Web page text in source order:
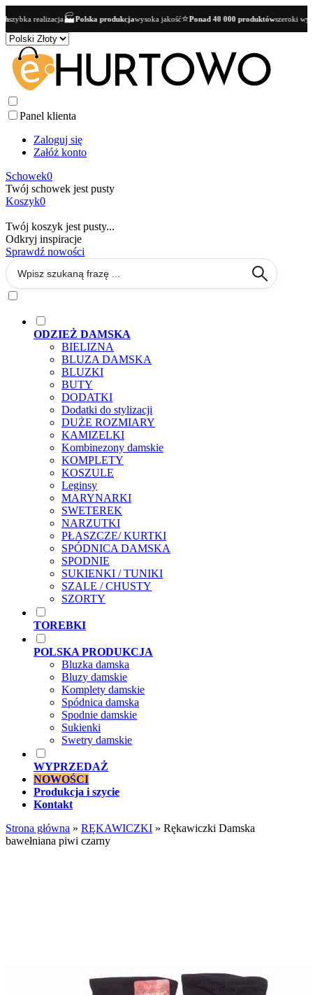
realizacja🏭Polska produkcjawysoka jakość⭐Ponad 40 000 produktówszeroki wybór dla
Panel klienta
Zaloguj się
Załóż konto
Schowek0
Twój schowek jest pusty
Koszyk0
Twój koszyk jest pusty...
Odkryj inspiracje
Sprawdź nowości
ODZIEŻ DAMSKA
BIELIZNA
BLUZA DAMSKA
BLUZKI
BUTY
DODATKI
Dodatki do stylizacji
DUŻE ROZMIARY
KAMIZELKI
Kombinezony damskie
KOMPLETY
KOSZULE
Leginsy
MARYNARKI
SWETEREK
NARZUTKI
PŁASZCZE/ KURTKI
SPÓDNICA DAMSKA
SPODNIE
SUKIENKI / TUNIKI
SZALE / CHUSTY
SZORTY
TOREBKI
POLSKA PRODUKCJA
Bluzka damska
Bluzy damskie
Komplety damskie
Spódnica damska
Spodnie damskie
Sukienki
Swetry damskie
WYPRZEDAŻ
NOWOŚCI
Produkcja i szycie
Kontakt
Strona główna » RĘKAWICZKI » Rękawiczki Damska
bawełniana piwi czarny